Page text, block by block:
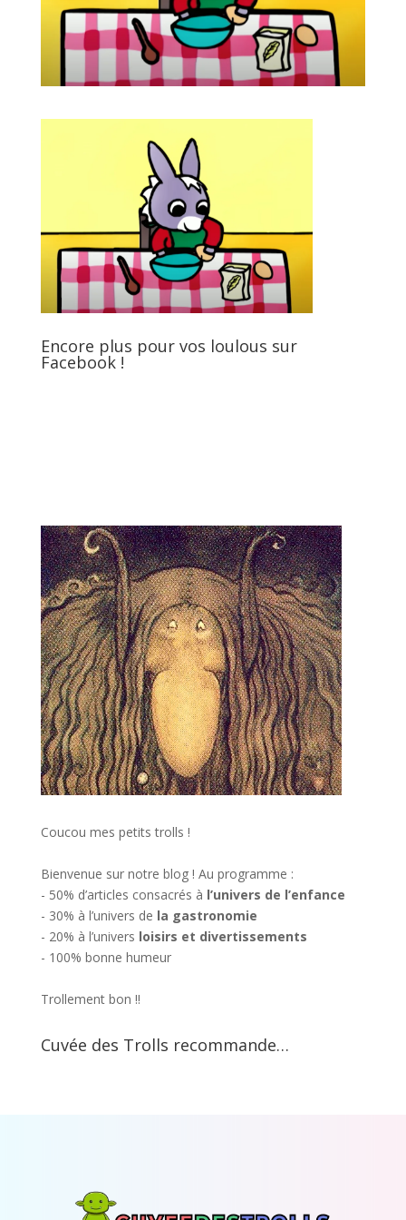
Encore plus pour vos loulous sur
Facebook !
Coucou mes petits trolls !
Bienvenue sur notre blog ! Au programme :
- 50% d’articles consacrés à l’univers de l’enfance
- 30% à l’univers de la gastronomie
- 20% à l’univers loisirs et divertissements
- 100% bonne humeur
Trollement bon !!
Cuvée des Trolls recommande…